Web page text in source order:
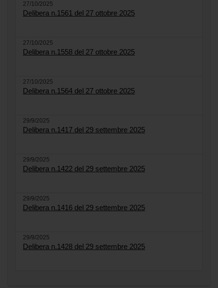
27/10/2025
Delibera n.1561 del 27 ottobre 2025
27/10/2025
Delibera n.1558 del 27 ottobre 2025
27/10/2025
Delibera n.1564 del 27 ottobre 2025
29/9/2025
Delibera n.1417 del 29 settembre 2025
29/9/2025
Delibera n.1422 del 29 settembre 2025
29/9/2025
Delibera n.1416 del 29 settembre 2025
29/9/2025
Delibera n.1428 del 29 settembre 2025